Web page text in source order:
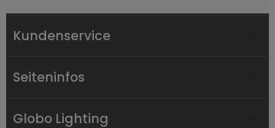
Kundenservice
Seiteninfos
Globo Lighting